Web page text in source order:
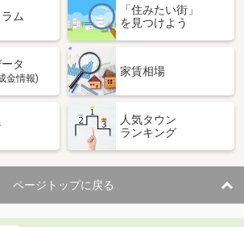
ム
「住みたい街」
を見つけよう
タ
金情報)
家賃相場
人気タウン
ランキング
ページトップに戻る